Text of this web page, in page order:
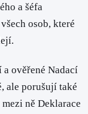
a šéfa
osob, které
ověřené Nadací
ale porušují také
ně Deklarace